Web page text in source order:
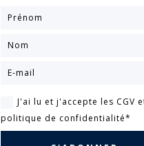
J'ai lu et j'accepte les CGV
politique de confidentialité*